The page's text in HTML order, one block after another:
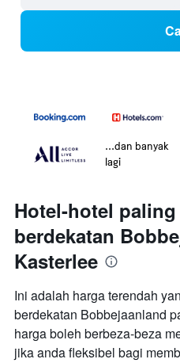
...dan banyak
lagi
Hotel-hotel
berdekatan
Kasterlee
Ini adalah harga terendah
berdekatan Bobbejaanland
harga boleh berbeza-beza
jika anda fleksibel bagi